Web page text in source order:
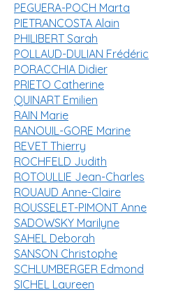
PEGUERA-POCH Marta
PIETRANCOSTA Alain
PHILIBERT Sarah
POLLAUD-DULIAN Frédéric
PORACCHIA Didier
PRIETO Catherine
QUINART Emilien
RAIN Marie
RANOUIL-GORE Marine
REVET Thierry
ROCHFELD Judith
ROTOULLIE Jean-Charles
ROUAUD Anne-Claire
ROUSSELET-PIMONT Anne
SADOWSKY Marilyne
SAHEL Deborah
SANSON Christophe
SCHLUMBERGER Edmond
SICHEL Laureen